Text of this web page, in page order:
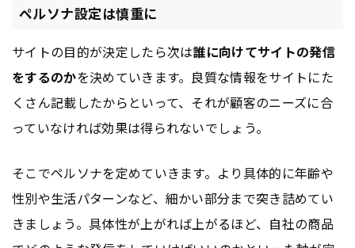
ペルソナ設定は慎重に
サイトの目的が決定したら次は誰に向けてサイトの発信
をするのかを決めていきます。良質な情報をサイトにた
くさん記載したからといって、それが顧客のニーズに合
っていなければ効果は得られないでしょう。
そこでペルソナを定めていきます。より具体的に年齢や
性別や生活パターンなど、細かい部分まで突き詰めてい
きましょう。具体性が上がれば上がるほど、自社の商品